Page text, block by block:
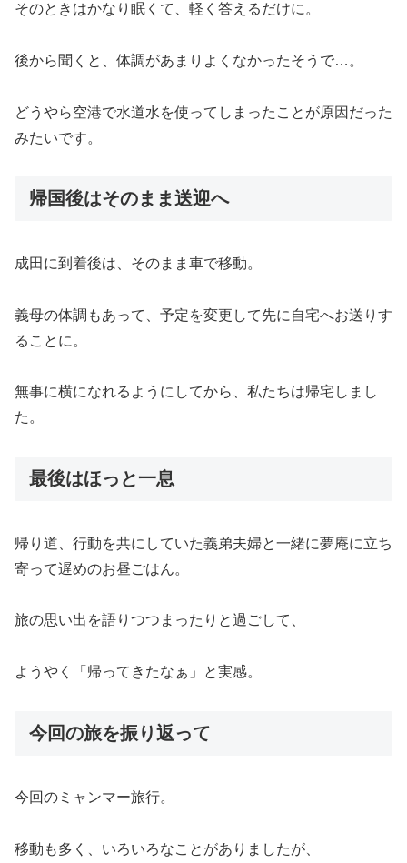
そのときはかなり眠くて、軽く答えるだけに。
後から聞くと、体調があまりよくなかったそうで…。
どうやら空港で水道水を使ってしまったことが原因だった
みたいです。
帰国後はそのまま送迎へ
成田に到着後は、そのまま車で移動。
義母の体調もあって、予定を変更して先に自宅へお送りす
ることに。
無事に横になれるようにしてから、私たちは帰宅しまし
た。
最後はほっと一息
帰り道、行動を共にしていた義弟夫婦と一緒に夢庵に立ち
寄って遅めのお昼ごはん。
旅の思い出を語りつつまったりと過ごして、
ようやく「帰ってきたなぁ」と実感。
今回の旅を振り返って
今回のミャンマー旅行。
移動も多く、いろいろなことがありましたが、